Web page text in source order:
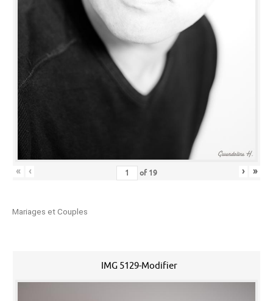
« ‹ of 19 › »
Mariages et Couples
IMG 5129-Modifier